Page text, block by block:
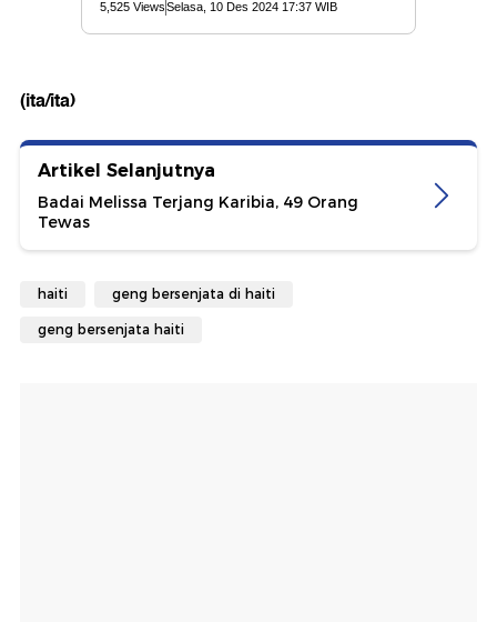
(ita/ita)
Artikel Selanjutnya
Badai Melissa Terjang Karibia, 49 Orang
Tewas
haiti geng bersenjata di haiti
geng bersenjata haiti